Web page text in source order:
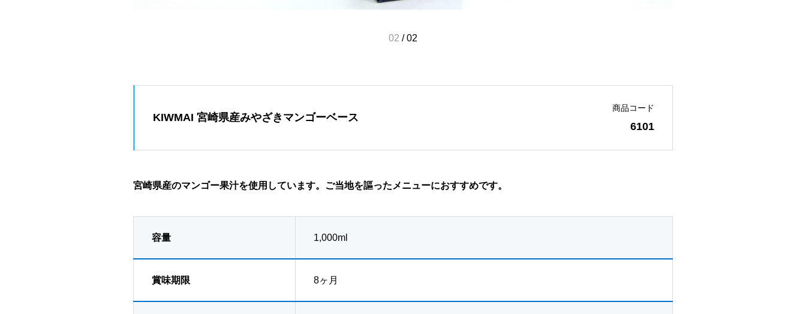
02 /02
KIWMAI 宮崎県産みやざきマンゴーベース
商品コード
6101
宮崎県産のマンゴー果汁を使用しています。ご当地を謳ったメニューにおすすめです。
容量 1,000ml
賞味期限 8ヶ月